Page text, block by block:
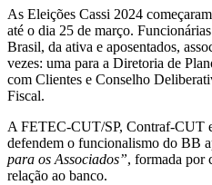
As Eleições Cassi 2024
até o dia 25 de março.
Brasil, da ativa e aposentados,
vezes: uma para a Diretoria de
com Clientes e Conselho
Fiscal.
A FETEC-CUT/SP, Contraf-CUT
defendem o funcionalismo do BB
para os Associados”, formada por
relação ao banco.